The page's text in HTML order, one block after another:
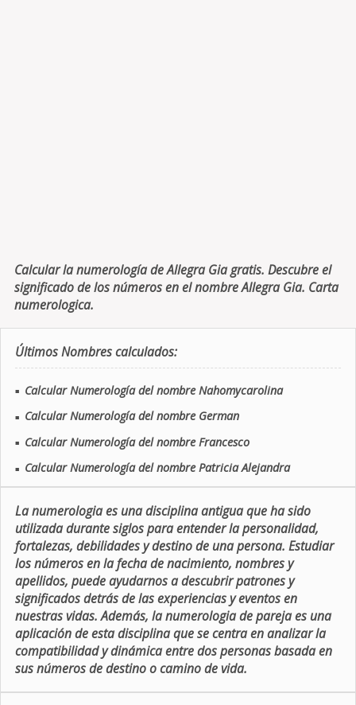
Calcular la numerología de Allegra Gia gratis. Descubre el
significado de los números en el nombre Allegra Gia. Carta
numerologica.
Últimos Nombres calculados:
■ Calcular Numerología del nombre Nahomycarolina
■ Calcular Numerología del nombre German
■ Calcular Numerología del nombre Francesco
■ Calcular Numerología del nombre Patricia Alejandra
La numerologia es una disciplina antigua que ha sido
utilizada durante siglos para entender la personalidad,
fortalezas, debilidades y destino de una persona. Estudiar
los números en la fecha de nacimiento, nombres y
apellidos, puede ayudarnos a descubrir patrones y
significados detrás de las experiencias y eventos en
nuestras vidas. Además, la numerologia de pareja es una
aplicación de esta disciplina que se centra en analizar la
compatibilidad y dinámica entre dos personas basada en
sus números de destino o camino de vida.